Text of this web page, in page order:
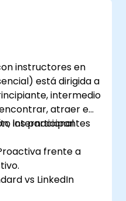
instructores en
está dirigida a
intermedio
atraer e
internacional.
los participantes
frente a
vs LinkedIn